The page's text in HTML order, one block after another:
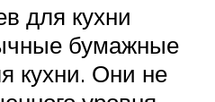
для кухни
бумажные
кухни. Они не